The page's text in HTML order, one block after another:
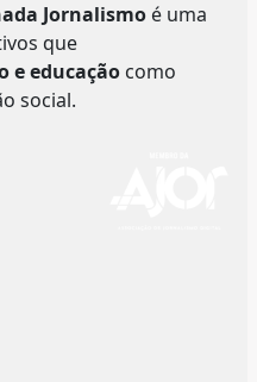
Jornalismo é uma
que
e educação como
social.